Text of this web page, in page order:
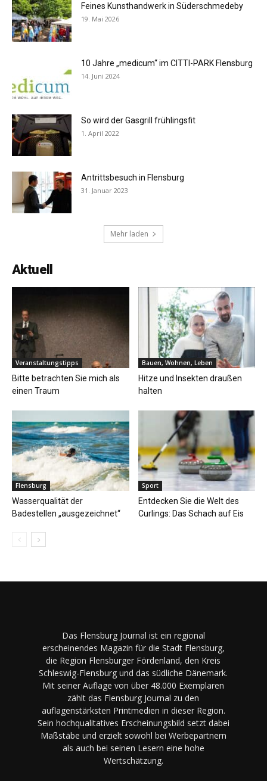
Feines Kunsthandwerk in Süderschmedeby
19. Mai 2026
10 Jahre „medicum“ im CITTI-PARK Flensburg
14. Juni 2024
So wird der Gasgrill frühlingsfit
1. April 2022
Antrittsbesuch in Flensburg
31. Januar 2023
Mehr laden
Aktuell
Veranstaltungstipps
Bitte betrachten Sie mich als
einen Traum
Bauen, Wohnen, Leben
Hitze und Insekten draußen
halten
Flensburg
Wasserqualität der
Badestellen „ausgezeichnet“
Sport
Entdecken Sie die Welt des
Curlings: Das Schach auf Eis
Das Flensburg Journal ist ein regional
erscheinendes Magazin für die Stadt Flensburg,
die Region Flensburger Fördenland, den Kreis
Schleswig-Flensburg und das südliche Dänemark.
Mit seiner Auflage von über 48.000 Exemplaren
zählt das Flensburg Journal zu den
auflagenstärksten Printmedien in dieser Region.
Sein hochqualitatives Erscheinungsbild setzt dabei
Maßstäbe und erzielt sowohl bei Werbepartnern
als auch bei seinen Lesern eine hohe
Wertschätzung.